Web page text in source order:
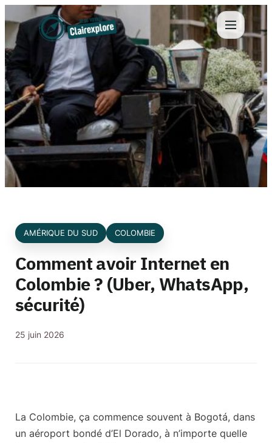
au
contenu
AMÉRIQUE DU SUD COLOMBIE
Comment avoir Internet en
Colombie ? (Uber, WhatsApp,
sécurité)
25 juin 2026
La Colombie, ça commence souvent à Bogotá, dans
un aéroport bondé d’El Dorado, à n’importe quelle